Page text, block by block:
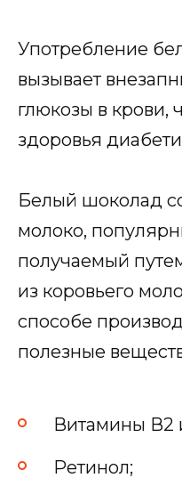
Употребление
вызывает
глюкозы в крови,
здоровья
Белый шоколад
молоко,
получаемый
из коровьего
способе
полезные
Витамины В2
Ретинол;